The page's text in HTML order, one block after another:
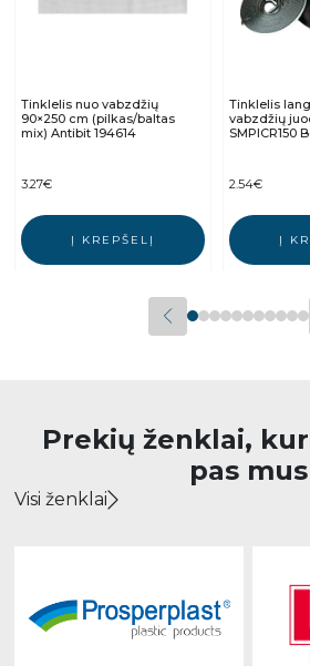
Tinklelis nuo vabzdžių
90×250 cm (pilkas/baltas
mix) Antibit 194614
3.27€
Į KREPŠELĮ
Tinklelis
vabzdžių
SMPICR150
2.54€
Į
Prekių ženklai,
pas mus
Visi ženklai